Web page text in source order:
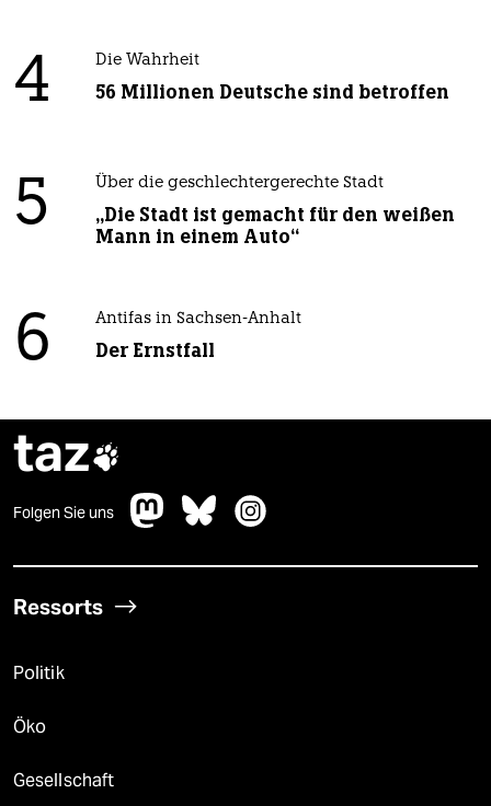
4 Die Wahrheit
56 Millionen Deutsche sind betroffen
5 Über die geschlechtergerechte Stadt
„Die Stadt ist gemacht für den weißen
Mann in einem Auto“
6 Antifas in Sachsen-Anhalt
Der Ernstfall
taz
Folgen Sie uns
Ressorts
Politik
Öko
Gesellschaft